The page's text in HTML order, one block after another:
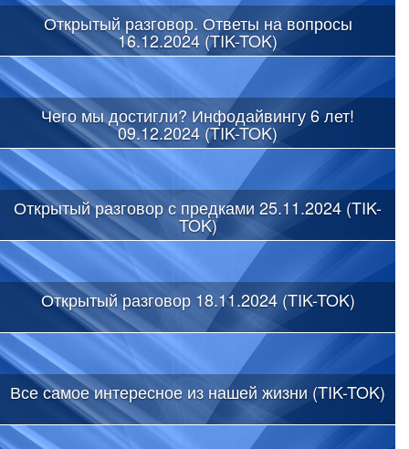
Открытый разговор. Ответы на вопросы
16.12.2024 (TIK-TOK)
Чего мы достигли? Инфодайвингу 6 лет!
09.12.2024 (TIK-TOK)
Открытый разговор с предками 25.11.2024 (TIK-
TOK)
Открытый разговор 18.11.2024 (TIK-TOK)
Все самое интересное из нашей жизни (TIK-TOK)